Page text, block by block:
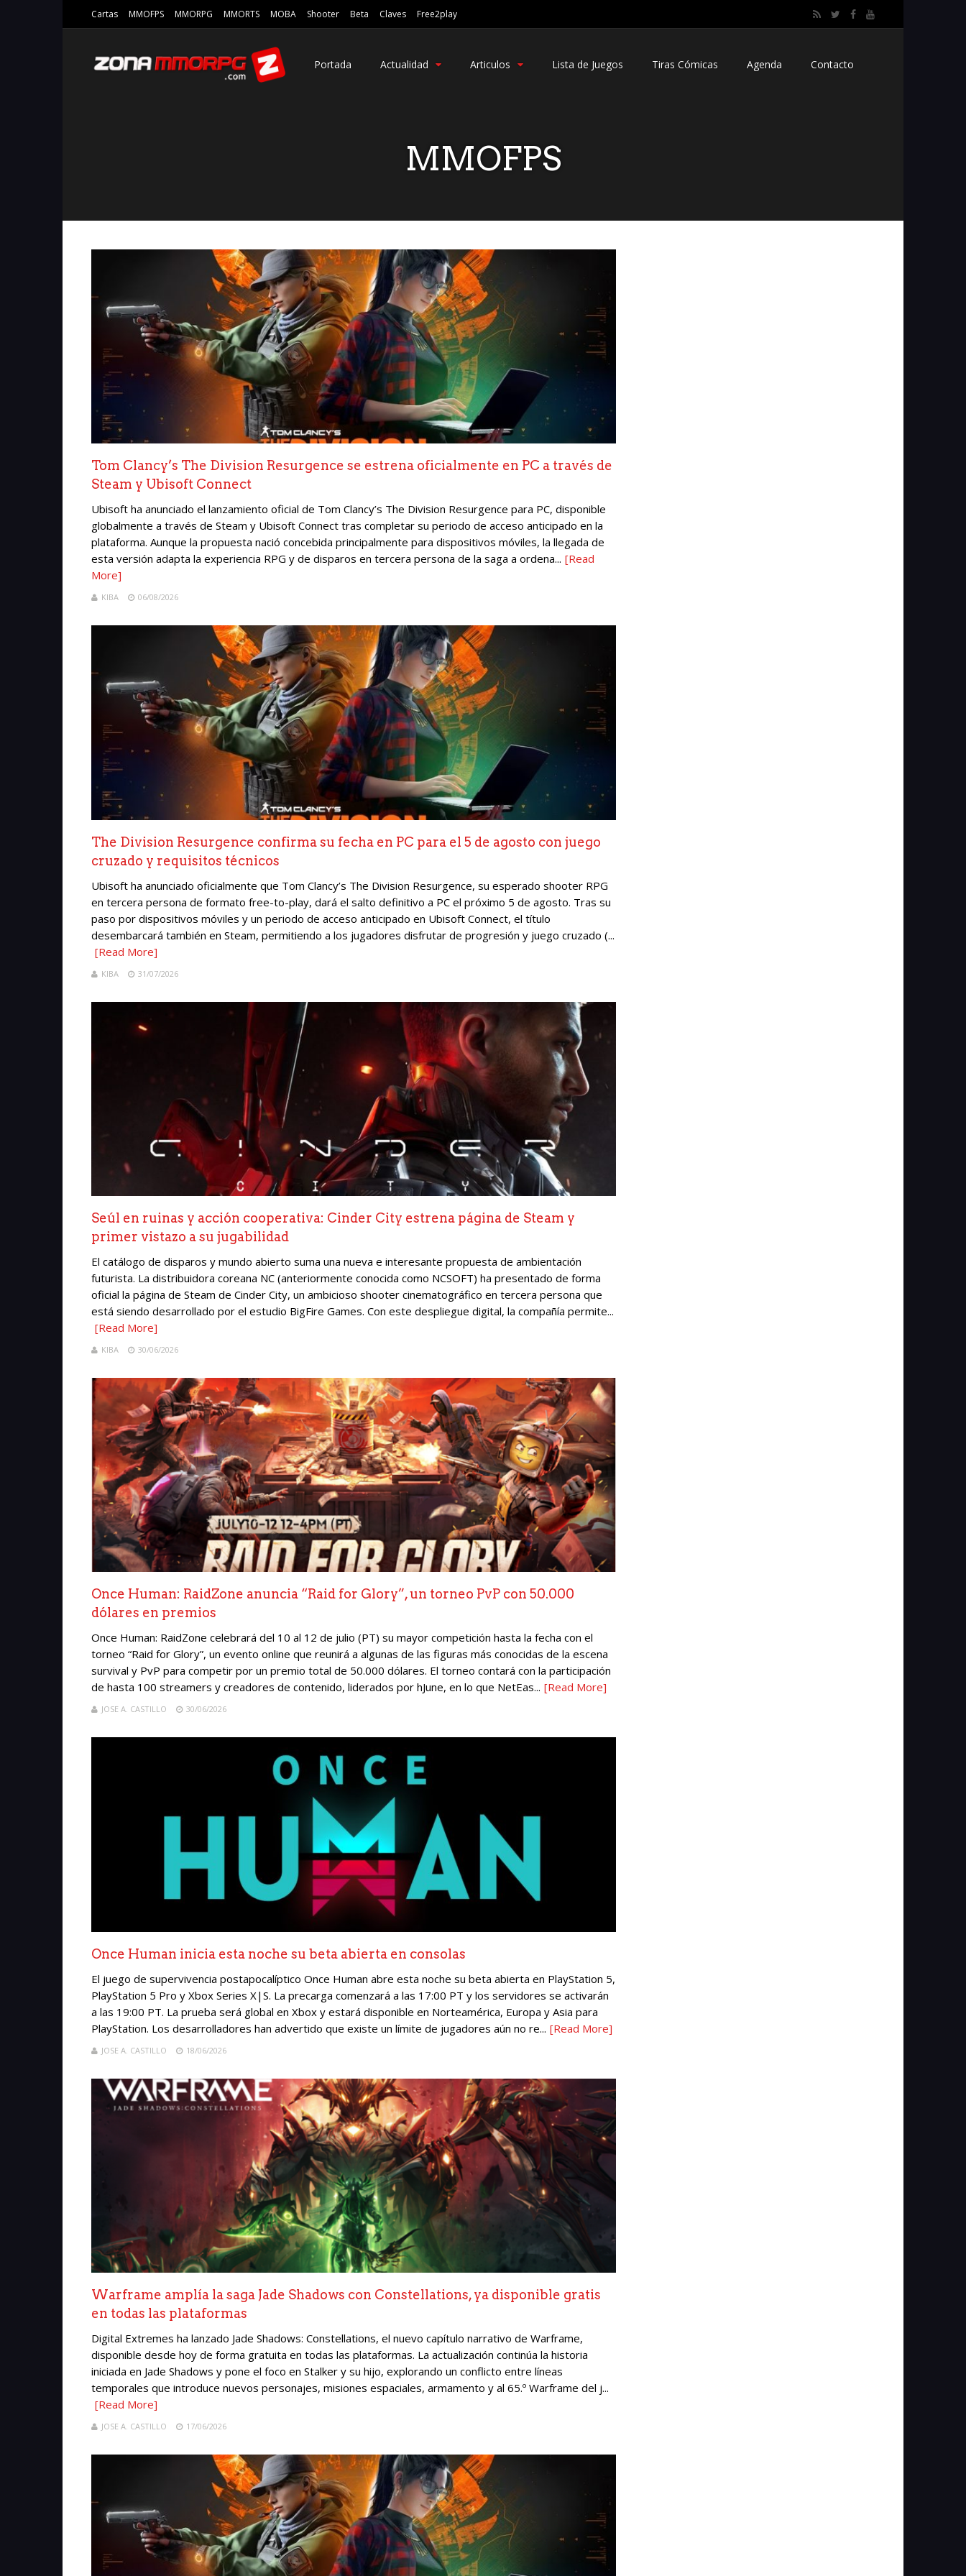
Cartas MMOFPS MMORPG MMORTS MOBA Shooter Beta Claves Free2play
Portada Actualidad Articulos Lista de Juegos Tiras Cómicas Agenda Contacto
MMOFPS
Tom Clancy’s The Division Resurgence se estrena oficialmente en PC a través de
Steam y Ubisoft Connect
Ubisoft ha anunciado el lanzamiento oficial de Tom Clancy’s The Division Resurgence para PC, disponible
globalmente a través de Steam y Ubisoft Connect tras completar su periodo de acceso anticipado en la
plataforma. Aunque la propuesta nació concebida principalmente para dispositivos móviles, la llegada de
esta versión adapta la experiencia RPG y de disparos en tercera persona de la saga a ordena... [Read
More]
KIBA 06/08/2026
The Division Resurgence confirma su fecha en PC para el 5 de agosto con juego
cruzado y requisitos técnicos
Ubisoft ha anunciado oficialmente que Tom Clancy’s The Division Resurgence, su esperado shooter RPG
en tercera persona de formato free-to-play, dará el salto definitivo a PC el próximo 5 de agosto. Tras su
paso por dispositivos móviles y un periodo de acceso anticipado en Ubisoft Connect, el título
desembarcará también en Steam, permitiendo a los jugadores disfrutar de progresión y juego cruzado (...
[Read More]
KIBA 31/07/2026
Seúl en ruinas y acción cooperativa: Cinder City estrena página de Steam y
primer vistazo a su jugabilidad
El catálogo de disparos y mundo abierto suma una nueva e interesante propuesta de ambientación
futurista. La distribuidora coreana NC (anteriormente conocida como NCSOFT) ha presentado de forma
oficial la página de Steam de Cinder City, un ambicioso shooter cinematográfico en tercera persona que
está siendo desarrollado por el estudio BigFire Games. Con este despliegue digital, la compañía permite...
[Read More]
KIBA 30/06/2026
Once Human: RaidZone anuncia “Raid for Glory”, un torneo PvP con 50.000
dólares en premios
Once Human: RaidZone celebrará del 10 al 12 de julio (PT) su mayor competición hasta la fecha con el
torneo “Raid for Glory”, un evento online que reunirá a algunas de las figuras más conocidas de la escena
survival y PvP para competir por un premio total de 50.000 dólares. El torneo contará con la participación
de hasta 100 streamers y creadores de contenido, liderados por hJune, en lo que NetEas... [Read More]
JOSE A. CASTILLO 30/06/2026
Once Human inicia esta noche su beta abierta en consolas
El juego de supervivencia postapocalíptico Once Human abre esta noche su beta abierta en PlayStation 5,
PlayStation 5 Pro y Xbox Series X|S. La precarga comenzará a las 17:00 PT y los servidores se activarán
a las 19:00 PT. La prueba será global en Xbox y estará disponible en Norteamérica, Europa y Asia para
PlayStation. Los desarrolladores han advertido que existe un límite de jugadores aún no re... [Read More]
JOSE A. CASTILLO 18/06/2026
Warframe amplía la saga Jade Shadows con Constellations, ya disponible gratis
en todas las plataformas
Digital Extremes ha lanzado Jade Shadows: Constellations, el nuevo capítulo narrativo de Warframe,
disponible desde hoy de forma gratuita en todas las plataformas. La actualización continúa la historia
iniciada en Jade Shadows y pone el foco en Stalker y su hijo, explorando un conflicto entre líneas
temporales que introduce nuevos personajes, misiones espaciales, armamento y al 65.º Warframe del j...
[Read More]
JOSE A. CASTILLO 17/06/2026